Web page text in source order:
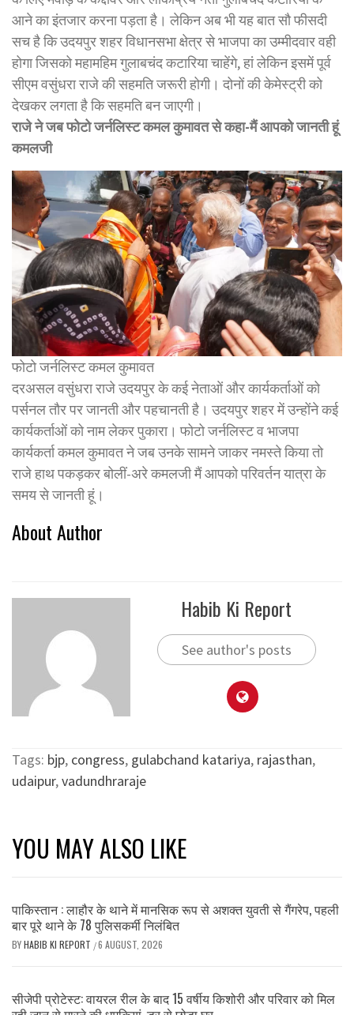
आने का इंतजार करना पड़ता है। लेकिन अब भी यह बात सौ फीसदी
सच है कि उदयपुर शहर विधानसभा क्षेत्र से भाजपा का उम्मीदवार वही
होगा जिसको महामहिम गुलाबचंद कटारिया चाहेंगे, हां लेकिन इसमें पूर्व
सीएम वसुंधरा राजे की सहमति जरूरी होगी। दोनों की केमेस्ट्री को
देखकर लगता है कि सहमति बन जाएगी।
राजे ने जब फोटो जर्नलिस्ट कमल कुमावत से कहा-मैं आपको जानती हूं
कमलजी
फोटो जर्नलिस्ट कमल कुमावत
दरअसल वसुंधरा राजे उदयपुर के कई नेताओं और कार्यकर्ताओं को
पर्सनल तौर पर जानती और पहचानती है। उदयपुर शहर में उन्होंने कई
कार्यकर्ताओं को नाम लेकर पुकारा। फोटो जर्नलिस्ट व भाजपा
कार्यकर्ता कमल कुमावत ने जब उनके सामने जाकर नमस्ते किया तो
राजे हाथ पकड़कर बोलीं-अरे कमलजी मैं आपको परिवर्तन यात्रा के
समय से जानती हूं।
About Author
Habib Ki Report
See author's posts
Tags: bjp, congress, gulabchand katariya, rajasthan,
udaipur,vadundhraraje
YOU MAY ALSO LIKE
पाकिस्तान : लाहौर के थाने में मानसिक रूप से अशक्त युवती से गैंगरेप, पहली
बार पूरे थाने के 78 पुलिसकर्मी निलंबित
BYHABIB KI REPORT /6 AUGUST, 2026
सीजेपी प्रोटेस्ट: वायरल रील के बाद 15 वर्षीय किशोरी और परिवार को मिल